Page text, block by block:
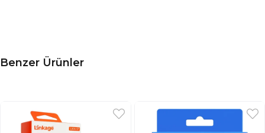
Benzer Ürünler